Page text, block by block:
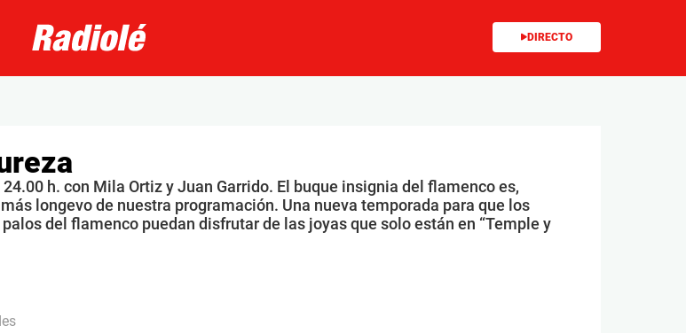
DIRECTO
h. con Mila Ortiz y Juan Garrido. El buque insignia del flamenco es,
longevo de nuestra programación. Una nueva temporada para que los
del flamenco puedan disfrutar de las joyas que solo están en “Temple y